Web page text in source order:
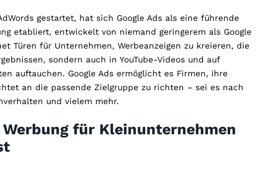
gestartet, hat sich Google Ads als eine führende
etabliert, entwickelt von niemand geringerem als Google
Türen für Unternehmen, Werbeanzeigen zu kreieren, die
sondern auch in YouTube-Videos und auf
auftauchen. Google Ads ermöglicht es Firmen, ihre
an die passende Zielgruppe zu richten – sei es nach
und vielem mehr.
für Kleinunternehmen